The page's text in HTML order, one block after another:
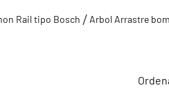
Rail tipo Bosch
Arbol Arrastre